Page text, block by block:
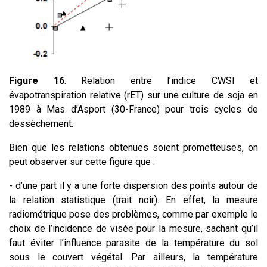
Figure 16. Relation entre l’indice CWSI et
évapotranspiration relative (rET) sur une culture de soja en
1989 à Mas d’Asport (30-France) pour trois cycles de
dessèchement.
Bien que les relations obtenues soient prometteuses, on
peut observer sur cette figure que :
- d’une part il y a une forte dispersion des points autour de
la relation statistique (trait noir). En effet, la mesure
radiométrique pose des problèmes, comme par exemple le
choix de l’incidence de visée pour la mesure, sachant qu’il
faut éviter l’influence parasite de la température du sol
sous le couvert végétal. Par ailleurs, la température